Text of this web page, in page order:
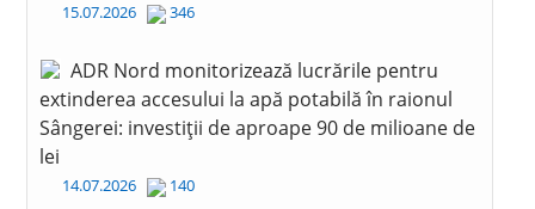
15.07.2026 346
ADR Nord monitorizează lucrările pentru
extinderea accesului la apă potabilă în raionul
Sângerei: investiții de aproape 90 de milioane de
lei
14.07.2026 140